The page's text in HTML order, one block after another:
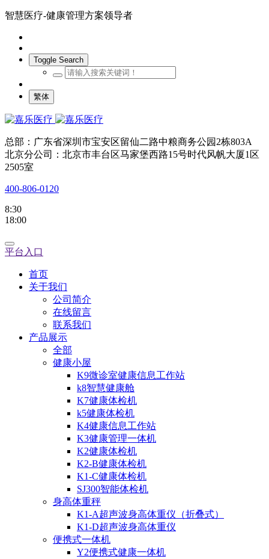
智慧医疗-健康管理方案领导者
Toggle Search
繁体
总部：广东省深圳市宝安区留仙二路中粮商务公园2栋803A
北京分公司：北京市丰台区马家堡西路15号时代风帆大厦1区
2505室
400-806-0120
8:30
18:00
平台入口
首页
关于我们
公司简介
在线留言
联系我们
产品展示
全部
健康小屋
K9微诊室健康信息工作站
k8智慧健康舱
K7健康体检机
k5健康体检机
K4健康信息工作站
K3健康管理一体机
K2健康体检机
K2-B健康体检机
K1-C健康体检机
SJ300智能体检机
身高体重秤
K1-A超声波身高体重仪（折叠式）
K1-D超声波身高体重仪
便携式一体机
Y2便携式健康一体机